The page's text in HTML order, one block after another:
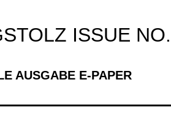
ISSUE
AUSGABE E-PAPER